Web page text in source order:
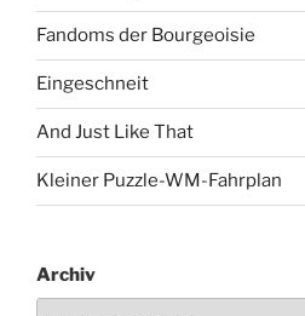
Fandoms der Bourgeoisie
Eingeschneit
And Just Like That
Kleiner Puzzle-WM-Fahrplan
Archiv